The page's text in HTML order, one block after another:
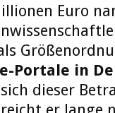
Euro
Portale in
dieser